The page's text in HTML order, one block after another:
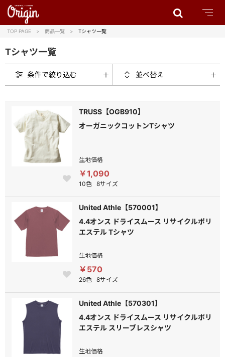
TOP PAGE 商品一覧 Tシャツ一覧
Tシャツ一覧
条件で絞り込む 並べ替え
TRUSS【OGB910】
オーガニックコットンTシャツ
生地価格
￥1,090
10色 8サイズ
United Athle【570001】
4.4オンス ドライスムース リサイクルポリ
エステル Tシャツ
生地価格
￥570
26色 8サイズ
United Athle【570301】
4.4オンス ドライスムース リサイクルポリ
エステル スリーブレスシャツ
生地価格